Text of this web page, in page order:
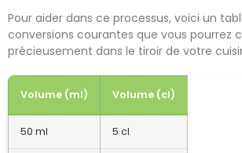
Pour aider dans ce processus, voici un
conversions courantes que vous pourrez
précieusement dans le tiroir de votre
Volume (ml) Volume (cl)
50 ml 5 cl